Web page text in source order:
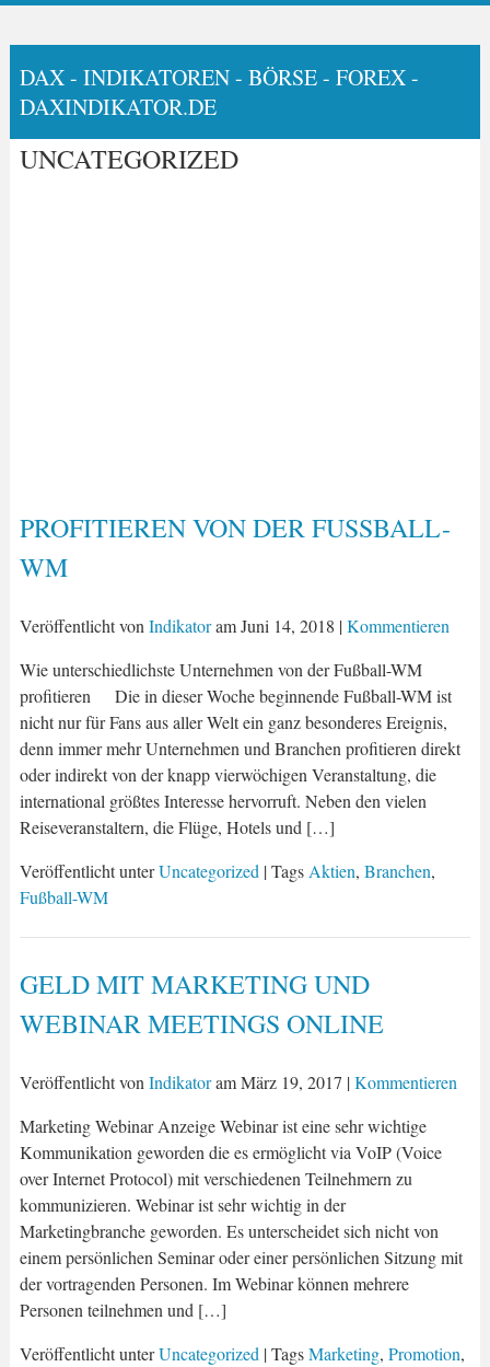
DAX - INDIKATOREN - BÖRSE - FOREX -
DAXINDIKATOR.DE
UNCATEGORIZED
PROFITIEREN VON DER FUSSBALL-W
M
Veröffentlicht von IndikatoramJuni 14, 2018 |Kommentieren
Wie unterschiedlichste Unternehmen von der Fußball-WM
profitieren Die in dieser Woche beginnende Fußball-WM ist
nicht nur für Fans aus aller Welt ein ganz besonderes Ereignis,
denn immer mehr Unternehmen und Branchen profitieren direkt
oder indirekt von der knapp vierwöchigen Veranstaltung, die
international größtes Interesse hervorruft. Neben den vielen
Reiseveranstaltern, die Flüge, Hotels und […]
Veröffentlicht unterUncategorized | Tags Aktien, Branchen,
Fußball-WM
GELD MIT MARKETING UND
WEBINAR MEETINGS ONLINE
Veröffentlicht von IndikatoramMärz 19, 2017 |Kommentieren
Marketing Webinar Anzeige Webinar ist eine sehr wichtige
Kommunikation geworden die es ermöglicht via VoIP (Voice
over Internet Protocol) mit verschiedenen Teilnehmern zu
kommunizieren. Webinar ist sehr wichtig in der
Marketingbranche geworden. Es unterscheidet sich nicht von
einem persönlichen Seminar oder einer persönlichen Sitzung mit
der vortragenden Personen. Im Webinar können mehrere
Personen teilnehmen und […]
Veröffentlicht unterUncategorized | TagsMarketing, Promotion,